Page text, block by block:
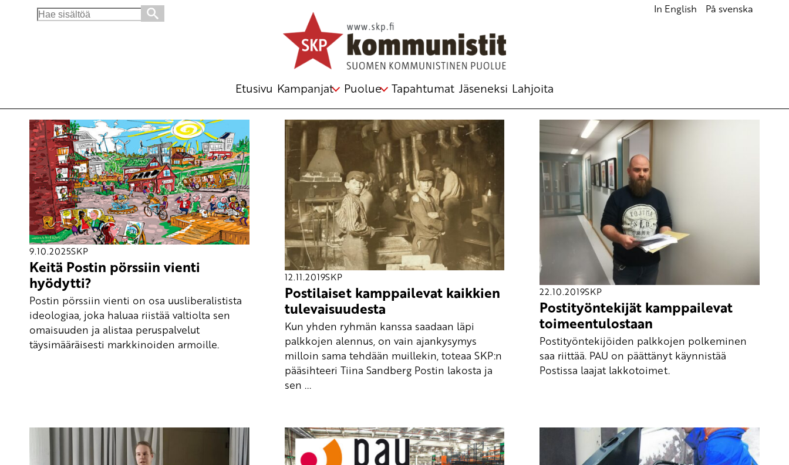
Search
In English På svenska
Etusivu Kampanjat Puolue Tapahtumat Jäseneksi Lahjoita
Avainsana
posti
9.10.2025SKP
Keitä Postin pörssiin vienti
hyödytti?
Postin pörssiin vienti on osa uusliberalistista
ideologiaa, joka haluaa riistää valtiolta sen
omaisuuden ja alistaa peruspalvelut
täysimääräisesti markkinoiden armoille.
12.11.2019SKP
Postilaiset kamppailevat kaikkien
tulevaisuudesta
Kun yhden ryhmän kanssa saadaan läpi
palkkojen alennus, on vain ajankysymys
milloin sama tehdään muillekin, toteaa SKP:n
pääsihteeri Tiina Sandberg Postin lakosta ja
sen ...
22.10.2019SKP
Postityöntekijät kamppailevat
toimeentulostaan
Postityöntekijöiden palkkojen polkeminen
saa riittää. PAU on päättänyt käynnistää
Postissa laajat lakkotoimet.